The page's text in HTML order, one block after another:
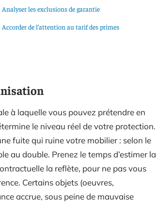
Analyser les exclusions de garantie
Accorder de l’attention au tarif des primes
à laquelle vous pouvez prétendre en
le niveau réel de votre protection.
fuite qui ruine votre mobilier : selon le
au double. Prenez le temps d’estimer la
la reflète, pour ne pas vous
Certains objets (oeuvres,
accrue, sous peine de mauvaise